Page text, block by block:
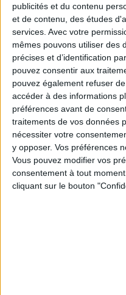
publicités et du contenu
et de contenu, des études
services. Avec votre
mêmes pouvons utiliser des
précises et d’identification
pouvez consentir aux
pouvez également refuser
accéder à des informations
préférences avant de
traitements de vos données
nécessiter votre
y opposer. Vos préférences
Vous pouvez modifier vos
consentement à tout
cliquant sur le bouton
Pour les périodes
septembre 2022, les
– repas au restaurant :
– repas sur le lieu de
– repas hors des
– repas en grand
(valeur pour les 3
https://